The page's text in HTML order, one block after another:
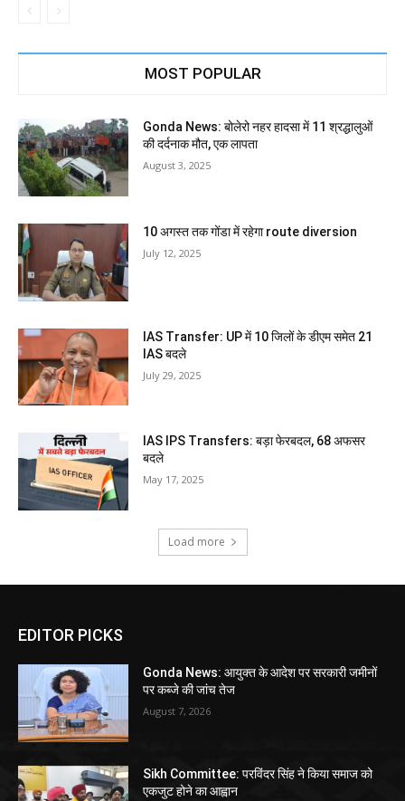
MOST POPULAR
Gonda News: बोलेरो नहर हादसा में 11 श्रद्धालुओं
की दर्दनाक मौत, एक लापता
August 3, 2025
10 अगस्त तक गोंडा में रहेगा route diversion
July 12, 2025
IAS Transfer: UP में 10 जिलों के डीएम समेत 21
IAS बदले
July 29, 2025
IAS IPS Transfers: बड़ा फेरबदल, 68 अफसर
बदले
May 17, 2025
Load more
EDITOR PICKS
Gonda News: आयुक्त के आदेश पर सरकारी जमीनों
पर कब्जे की जांच तेज
August 7, 2026
Sikh Committee: परविंदर सिंह ने किया समाज को
एकजुट होने का आह्वान